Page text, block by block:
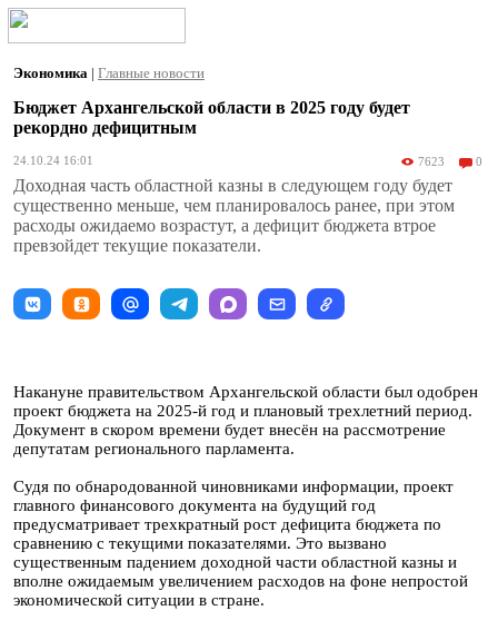
Экономика | Главные новости
Бюджет Архангельской области в 2025 году будет
рекордно дефицитным
24.10.24 16:01 7623 0
Доходная часть областной казны в следующем году будет
существенно меньше, чем планировалось ранее, при этом
расходы ожидаемо возрастут, а дефицит бюджета втрое
превзойдет текущие показатели.
Накануне правительством Архангельской области был одобрен
проект бюджета на 2025-й год и плановый трехлетний период.
Документ в скором времени будет внесён на рассмотрение
депутатам регионального парламента.
Судя по обнародованной чиновниками информации, проект
главного финансового документа на будущий год
предусматривает трехкратный рост дефицита бюджета по
сравнению с текущими показателями. Это вызвано
существенным падением доходной части областной казны и
вполне ожидаемым увеличением расходов на фоне непростой
экономической ситуации в стране.